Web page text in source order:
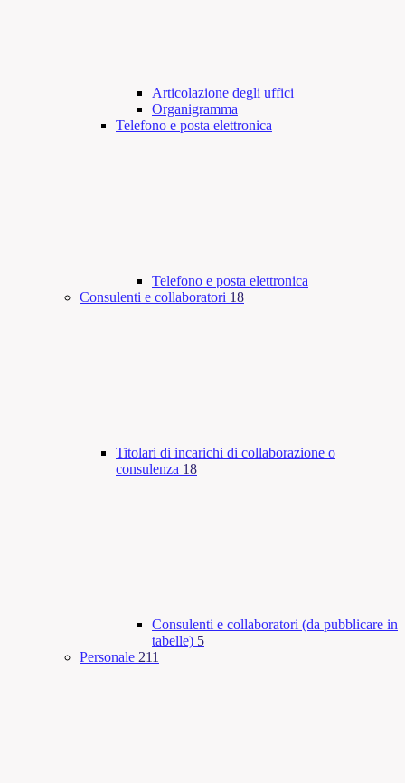
Articolazione degli uffici
Organigramma
Telefono e posta elettronica
Telefono e posta elettronica
Consulenti e collaboratori 18
Titolari di incarichi di collaborazione o
consulenza 18
Consulenti e collaboratori (da pubblicare in
tabelle) 5
Personale 211